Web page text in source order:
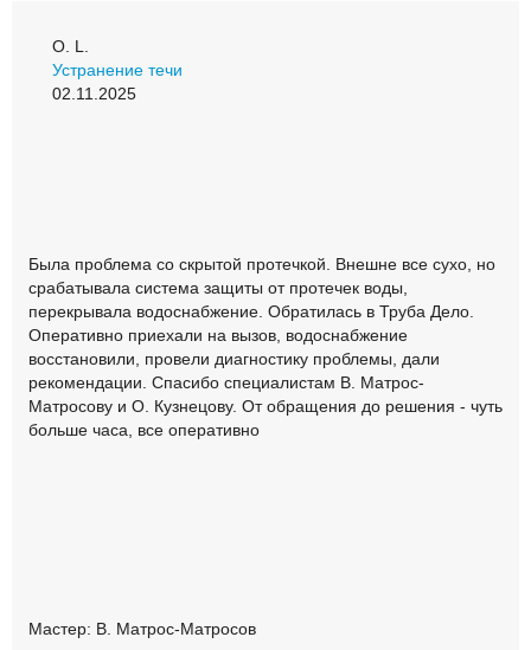
О. L.
Устранение течи
02.11.2025
Была проблема со скрытой протечкой. Внешне все сухо, но
срабатывала система защиты от протечек воды,
перекрывала водоснабжение. Обратилась в Труба Дело.
Оперативно приехали на вызов, водоснабжение
восстановили, провели диагностику проблемы, дали
рекомендации. Спасибо специалистам В. Матрос-
Матросову и О. Кузнецову. От обращения до решения - чуть
больше часа, все оперативно
Мастер: В. Матрос-Матросов